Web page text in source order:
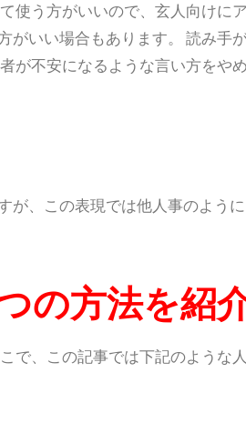
使う方がいいので、玄人向けに
がいい場合もあります。 読み手
が不安になるような言い方をやめ
が、この表現では他人事のよう
の方法を紹
、この記事では下記のような